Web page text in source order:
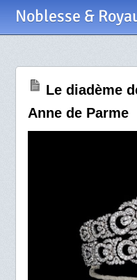
Noblesse &
Le diadème
Anne de Parme